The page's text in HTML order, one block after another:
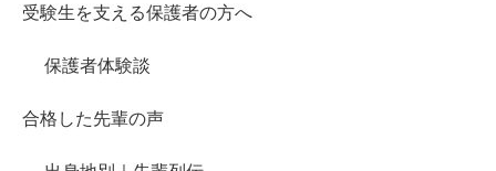
受験生を支える保護者の方へ
保護者体験談
合格した先輩の声